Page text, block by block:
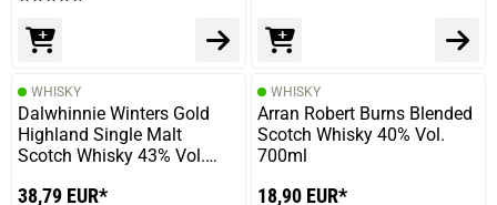
WHISKY
Dalwhinnie Winters Gold
Highland Single Malt
Scotch Whisky 43% Vol.
38,79 EUR*
WHISKY
Arran Robert Burns Blended
Scotch Whisky 40% Vol.
700ml
18,90 EUR*